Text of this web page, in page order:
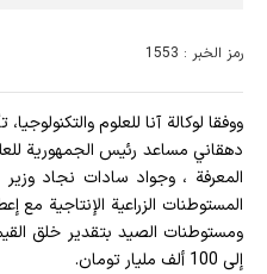
رمز الخبر : 1553
ووفقا لوكالة آنا للعلوم
دهقاني مساعد رئيس الجمهورية
المعرفة ، وجواد سادات نجاد وزير
المستوطنات الزراعية الإنتاجية مع
إلى 100 ألف مليار تومان.